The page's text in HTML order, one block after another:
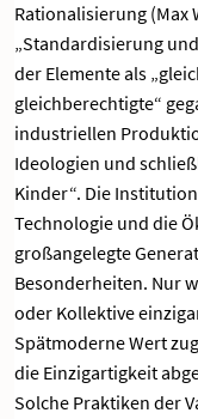
Rationalisierung (Max
„Standardisierung
der Elemente als
gleichberechtigte“
industriellen
Ideologien und
Kinder“. Die
Technologie und die
großangelegte
Besonderheiten. Nur
oder Kollektive
Spätmoderne Wert
die Einzigartigkeit
Solche Praktiken der